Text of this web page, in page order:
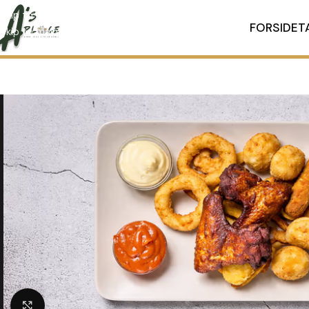
Skip to navigation
Skip to main content
FORSIDE
Klik for at forstørre